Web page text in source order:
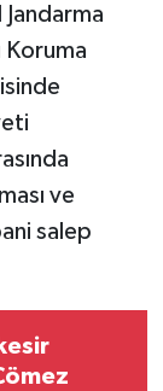
Jandarma
Koruma
ve
salep